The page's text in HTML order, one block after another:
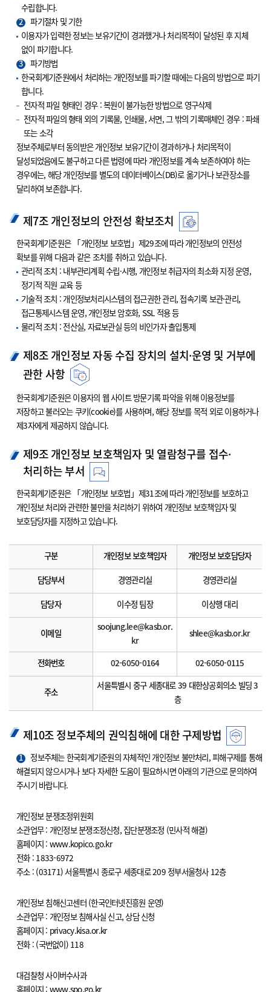
수립합니다.
2
파기절차 및 기한
이용자가 입력한 정보는 보유기간이 경과했거나 처리목적이 달성된 후 지체
없이 파기합니다.
3
파기방법
한국회계기준원에서 처리하는 개인정보를 파기할 때에는 다음의 방법으로 파기
합니다.
전자적 파일 형태인 경우 : 복원이 불가능한 방법으로 영구삭제
전자적 파일의 형태 외의 기록물, 인쇄물, 서면, 그 밖의 기록매체인 경우 : 파쇄
또는 소각
정보주체로부터 동의받은 개인정보 보유기간이 경과하거나 처리목적이
달성되었음에도 불구하고 다른 법령에 따라 개인정보를 계속 보존하여야 하는
경우에는, 해당 개인정보를 별도의 데이터베이스(DB)로 옮기거나 보관장소를
달리하여 보존합니다.
제7조 개인정보의 안전성 확보조치
한국회계기준원은 「개인정보 보호법」제29조에 따라 개인정보의 안전성
확보를 위해 다음과 같은 조치를 취하고 있습니다.
관리적 조치 : 내부관리계획 수립·시행, 개인정보 취급자의 최소화 지정 운영,
정기적 직원 교육 등
기술적 조치 : 개인정보처리시스템의 접근권한 관리, 접속기록 보관·관리,
접근통제시스템 운영, 개인정보 암호화, SSL 적용 등
물리적 조치 : 전산실, 자료보관실 등의 비인가자 출입통제
제8조 개인정보 자동 수집 장치의 설치·운영 및 거부에
관한 사항
한국회계기준원은 이용자의 웹 사이트 방문기록 파악을 위해 이용정보를
저장하고 불러오는 쿠키(cookie)를 사용하며, 해당 정보를 목적 외로 이용하거나
제3자에게 제공하지 않습니다.
제9조 개인정보 보호책임자 및 열람청구를 접수·
처리하는 부서
한국회계기준원은 「개인정보 보호법」제31조에 따라 개인정보를 보호하고
개인정보 처리와 관련한 불만을 처리하기 위하여 개인정보 보호책임자 및
보호담당자를 지정하고 있습니다.
구분 개인정보 보호책임자 개인정보 보호담당자
담당부서 경영관리실 경영관리실
담당자 이수정 팀장 이상행 대리
이메일
soojung.lee@kasb.or.
kr
shlee@kasb.or.kr
전화번호 02-6050-0164 02-6050-0115
주소
서울특별시 중구 세종대로 39 대한상공회의소 빌딩 3
층
제10조 정보주체의 권익침해에 대한 구제방법
1
정보주체는 한국회계기준원의 자체적인 개인정보 불만처리, 피해구제를 통해
해결되지 않으시거나 보다 자세한 도움이 필요하시면 아래의 기관으로 문의하여
주시기 바랍니다.
개인정보 분쟁조정위원회
소관업무 : 개인정보 분쟁조정신청, 집단분쟁조정 (민사적 해결)
홈페이지 : www.kopico.go.kr
전화 : 1833-6972
주소 : (03171) 서울특별시 종로구 세종대로 209 정부서울청사 12층
개인정보 침해신고센터 (한국인터넷진흥원 운영)
소관업무 : 개인정보 침해사실 신고, 상담 신청
홈페이지 : privacy.kisa.or.kr
전화 : (국번없이) 118
대검찰청 사이버수사과
홈페이지 : www.spo.go.kr